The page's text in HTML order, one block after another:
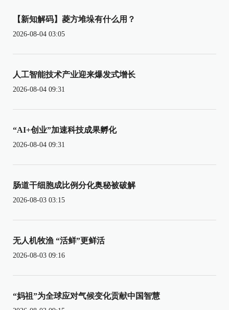
【新知解码】菱方堆垛有什么用？
2026-08-04 03:05
人工智能技术产业迎来爆发式增长
2026-08-04 09:31
“AI+创业”加速科技成果孵化
2026-08-04 09:31
肠道干细胞成比例分化奥秘被破解
2026-08-03 03:15
无人机牧渔 “活鲜”更鲜活
2026-08-03 09:16
“妈祖”为全球应对气候变化贡献中国智慧